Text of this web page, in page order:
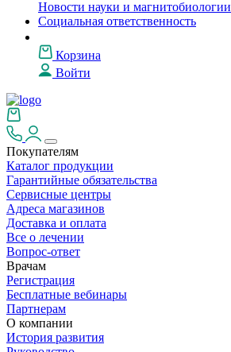
Новости науки и магнитобиологии
Социальная ответственность
Корзина
Войти
Покупателям
Каталог продукции
Гарантийные обязательства
Сервисные центры
Адреса магазинов
Доставка и оплата
Все о лечении
Вопрос-ответ
Врачам
Регистрация
Бесплатные вебинары
Партнерам
О компании
История развития